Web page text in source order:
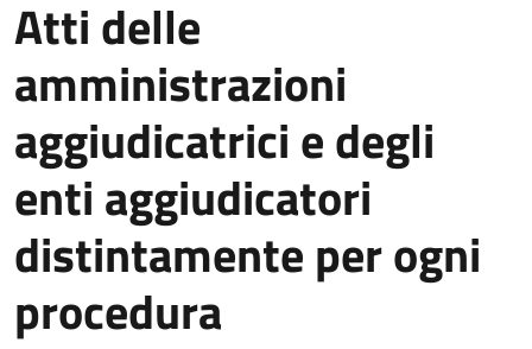
Atti delle
amministrazioni
aggiudicatrici e degli
enti aggiudicatori
distintamente per ogni
procedura